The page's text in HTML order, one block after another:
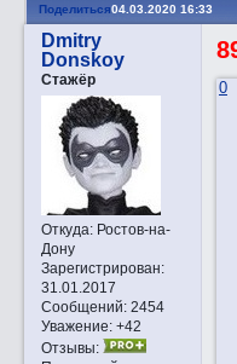
Поделиться04.03.2020 16:33
Dmitry
Donskoy
Стажёр
Откуда:Ростов-на-
Дону
Зарегистрирован:
31.01.2017
Сообщений:2454
Уважение: +42
Отзывы:
0